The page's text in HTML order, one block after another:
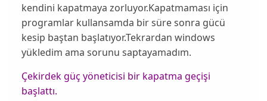
kendini kapatmaya zorluyor.Kapatmaması için
programlar kullansamda bir süre sonra gücü
kesip baştan başlatıyor.Tekrardan windows
yükledim ama sorunu saptayamadım.
Çekirdek güç yöneticisi bir kapatma geçişi
başlattı.